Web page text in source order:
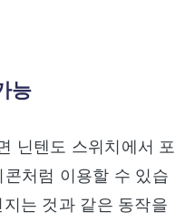
능
닌텐도 스위치에서 포
처럼 이용할 수 있습
는 것과 같은 동작을